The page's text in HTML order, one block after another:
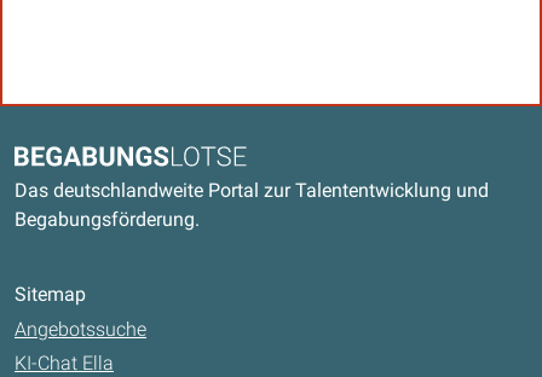
Begabungslotse
Das deutschlandweite Portal zur Talententwicklung und
Begabungsförderung.
Sitemap
Angebotssuche
KI-Chat Ella